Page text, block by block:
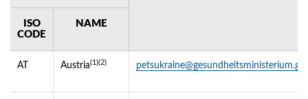
ISO
CODE
NAME
AT Austria(1)(2)